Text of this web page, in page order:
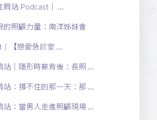
肩站 Podcast｜ ...
的照顧力量：南洋姊妹會
【戀愛急診室 ...
站｜隱形時薪背後：長照 ...
站：撐不住的那一天：那 ...
站：當男人走進照顧現場 ...